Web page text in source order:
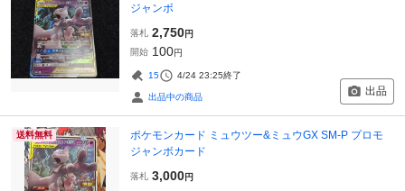
ジャンボ
落札 2,750円
開始 100円
15 4/24 23:25終了
出品中の商品 出品
送料無料
ポケモンカード ミュウツー&ミュウGX SM-P プロモ
ジャンボカード
落札 3,000円